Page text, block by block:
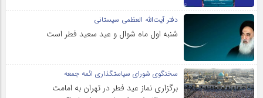
دفتر آیت‌الله العظمی سیستانی
شنبه اول ماه شوال و عید سعید فطر است
سخنگوی شورای سیاستگذاری ائمه جمعه
برگزاری نماز عید فطر در تهران به امامت